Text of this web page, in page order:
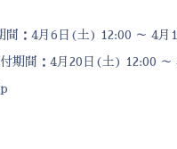
間：4月6日(土) 12:00 ～ 4
期間：4月20日(土) 12:00